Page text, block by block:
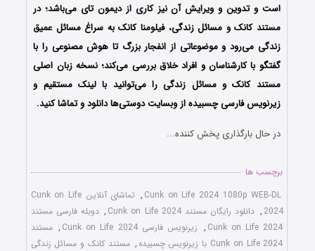
است و تدوین و ویرایش آن نیز کاری از دیمون تای می‌باشد؛ در
مستند کانک و مسائل زندگی، فیلومنا کانک به سراغ مسائل عمیق
زندگی می‌رود و موضوعاتی از انفجار بزرگ تا هوش مصنوعی را با
گفتگو با کارشناسان و افراد خلاق بررسی می‌کند؛ نسخه زبان اصلی
مستند کانک و مسائل زندگی را می‌توانید با لینک مستقیم و
زیرنویس فارسی چسبیده از وبسایت دوستی‌ها دانلود و تماشا کنید.
در حال بارگذاری پخش کننده...
برچسب ها
Cunk on Life 2024 1080p WEB-DL
,
تماشای آنلاین Cunk on Life
2024
, دانلود رایگان مستند Cunk on Life 2024 , دوبله فارسی مستند
Cunk on Life 2024
, زیرنویس فارسی Cunk on Life 2024 , مستند
Cunk on Life 2024 با زیرنویس چسبیده
, مستند کانک و مسائل زندگی